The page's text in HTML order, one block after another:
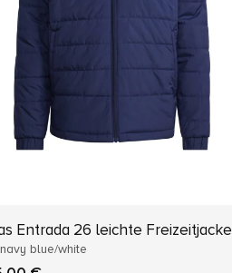
Entrada 26 leichte Freizeitjacke
blue/white